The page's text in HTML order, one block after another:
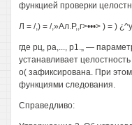
функцией проверки
Л = /,) = /,»Ал.Р,,г>•••> ) = )
где рц, ра,..., р1.„ —
устанавливает
о( зафиксирована. При
функциями следования.
Справедливо: